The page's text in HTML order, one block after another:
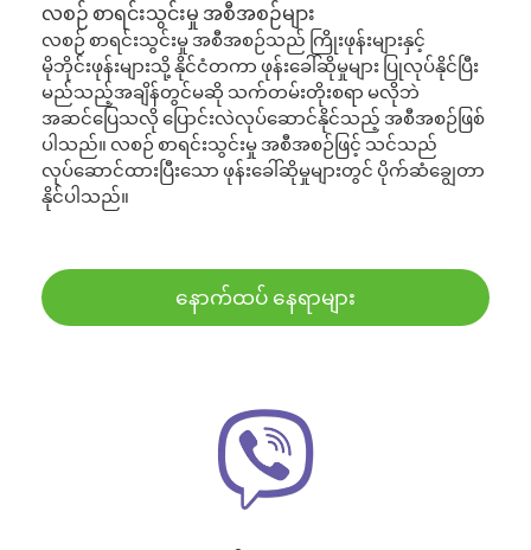
လစဉ် စာရင်းသွင်းမှု အစီအစဉ်များ
လစဉ် စာရင်းသွင်းမှု အစီအစဉ်သည် ကြိုးဖုန်းများနှင့်
မိုဘိုင်းဖုန်းများသို့ နိုင်ငံတကာ ဖုန်းခေါ်ဆိုမှုများ ပြုလုပ်နိုင်ပြီး
မည်သည့်အချိန်တွင်မဆို သက်တမ်းတိုးစရာ မလိုဘဲ
အဆင်ပြေသလို ပြောင်းလဲလုပ်ဆောင်နိုင်သည့် အစီအစဉ်ဖြစ်
ပါသည်။ လစဉ် စာရင်းသွင်းမှု အစီအစဉ်ဖြင့် သင်သည်
လုပ်ဆောင်ထားပြီးသော ဖုန်းခေါ်ဆိုမှုများတွင် ပိုက်ဆံချွေတာ
နိုင်ပါသည်။
နောက်ထပ် နေရာများ